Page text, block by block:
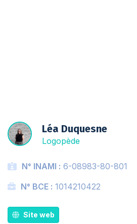
Léa Duquesne
Logopède
N° INAMI : 6-08983-80-801
N° BCE : 1014210422
Site web